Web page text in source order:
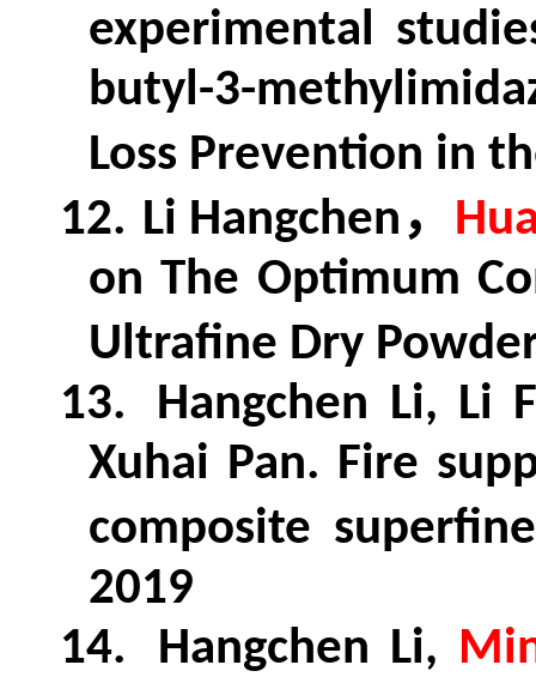
experimental
butyl-3-
Loss Prevention in
12. Li Hangchen ，
on The Optimum
Ultrafine Dry
13.
Hangchen Li, Li
Xuhai Pan. Fire
composite
2019
14.
Hangchen Li,